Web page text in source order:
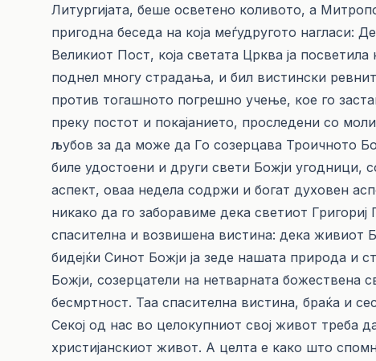
Литургијата, беше осветено коливото, а
пригодна беседа на која меѓудругото нагласи:
Великиот Пост, која светата Црква ја
поднел многу страдања, и бил вистински
против тогашното погрешно учење, кое го
преку постот и покајанието, проследени со
љубов за да може да Го созерцава Троичното
биле удостоени и други свети Божји угодници,
аспект, оваа недела содржи и богат духовен
никако да го заборавиме дека светиот
спасителна и возвишена вистина: дека живиот
бидејќи Синот Божји ја зеде нашата природа и
Божји, созерцатели на нетварната божествена
бесмртност. Таа спасителна вистина, браќа и
Секој од нас во целокупниот свој живот треба
христијанскиот живот. А целта е како што